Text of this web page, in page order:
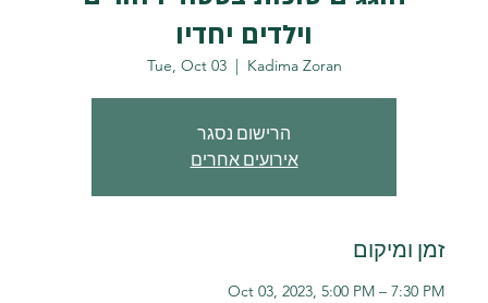
וילדים יחדיו
Tue, Oct 03
  |
Kadima Zoran
הרישום נסגר
אירועים אחרים
זמן ומיקום
Oct 03, 2023, 5:00 PM – 7:30 PM